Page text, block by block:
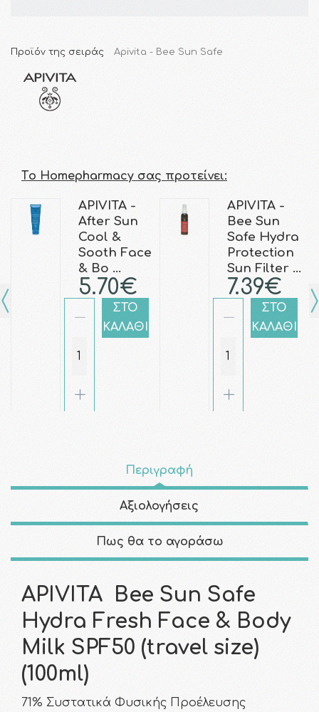
Προϊόν της σειράς Apivita - Bee Sun Safe
Τo Homepharmacy σας προτείνει:
APIVITA -
After Sun
Cool &
Sooth Face
& Bo …
5.70€
ΣΤΟ
ΚΑΛΑΘΙ
APIVITA -
Bee Sun
Safe Hydra
Protection
Sun Filter …
7.39€
ΣΤΟ
ΚΑΛΑΘΙ
Περιγραφή
Αξιολογήσεις
Πως θα το αγοράσω
APIVITA Bee Sun Safe
Hydra Fresh Face & Body
Milk SPF50 (travel size)
(100ml)
71% Συστατικά Φυσικής Προέλευσης